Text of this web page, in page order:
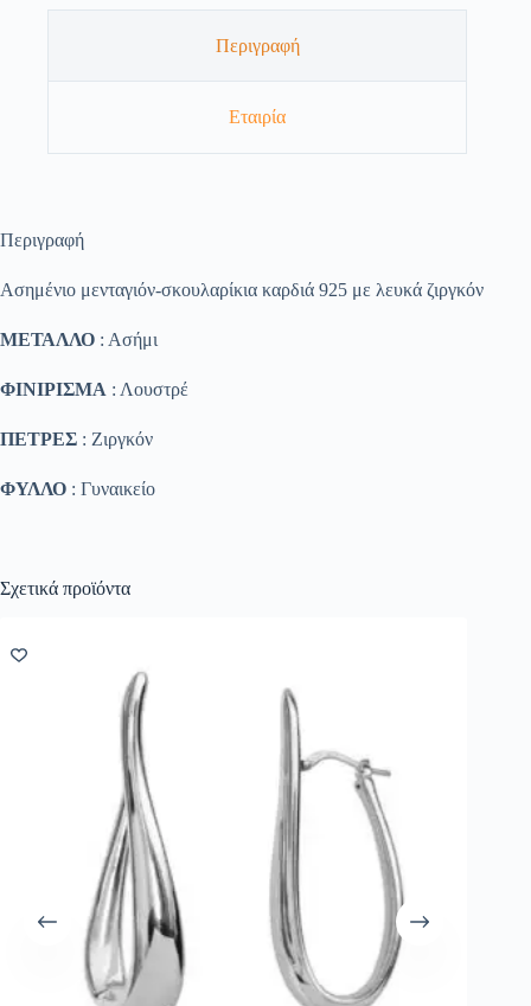
Περιγραφή
Εταιρία
Περιγραφή
Ασημένιο μενταγιόν-σκουλαρίκια καρδιά 925 με λευκά ζιργκόν
ΜΕΤΑΛΛΟ : Ασήμι
ΦΙΝΙΡΙΣΜΑ : Λουστρέ
ΠΕΤΡΕΣ : Ζιργκόν
ΦΥΛΛΟ : Γυναικείο
Σχετικά προϊόντα